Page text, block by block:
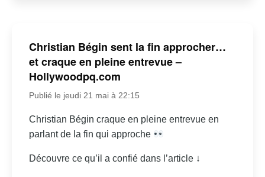
Christian Bégin sent la fin approcher…
et craque en pleine entrevue –
Hollywoodpq.com
Publié le jeudi 21 mai à 22:15
Christian Bégin craque en pleine entrevue en
parlant de la fin qui approche
Découvre ce qu’il a confié dans l’article ↓